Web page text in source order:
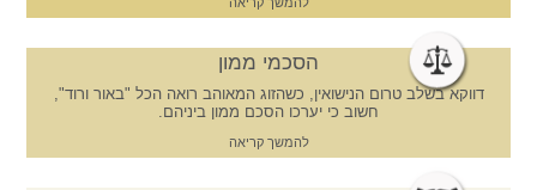
להמשך קריאה
הסכמי ממון
דווקא בשלב טרום הנישואין, כשהזוג המאוהב רואה הכל "באור ורוד",
חשוב כי יערכו הסכם ממון ביניהם.
להמשך קריאה